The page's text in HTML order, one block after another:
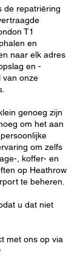
de repatriëring
T1
en
naar elk adres
en -
van onze
genoeg zijn
om het aan
om zelfs
, koffer- en
op Heathrow
te beheren.
u dat niet
met ons op via